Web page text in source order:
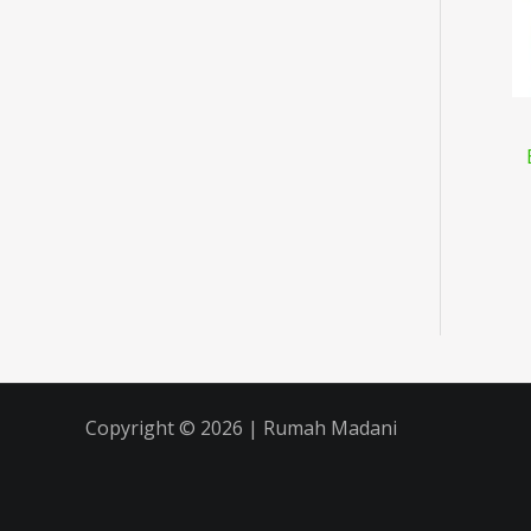
Copyright © 2026 | Rumah Madani